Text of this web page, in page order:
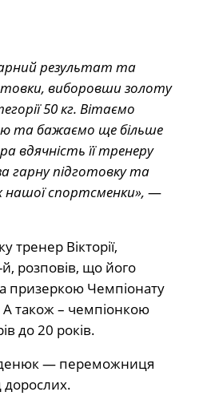
результат та
виборовши золоту
50 кг. Вітаємо
та бажаємо ще більше
вдячність її тренеру
гарну підготовку та
нашої спортсменки», —
тренер Вікторії,
розповів, що його
призеркою Чемпіонату
А також – чемпіонкою
до 20 років.
— переможниця
дорослих.